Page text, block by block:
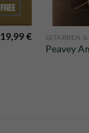
19,99€ GITARREN &
Peavey